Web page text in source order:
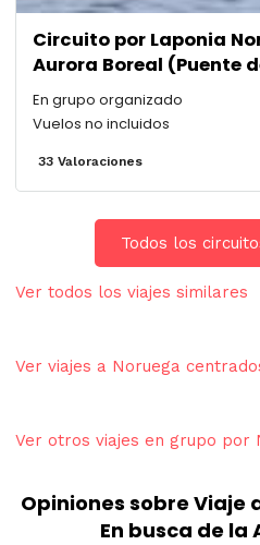
Circuito por Laponia
Aurora Boreal (Puente
En grupo organizado
Vuelos no incluidos
33 Valoraciones
Todos los
Ver todos los viajes similares
Ver viajes a Noruega
Ver otros viajes en grupo por
Opiniones sobre Viaje
En busca de la